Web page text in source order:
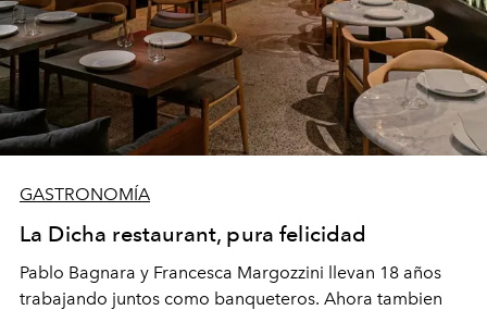
GASTRONOMÍA
La Dicha restaurant, pura felicidad
Pablo Bagnara y Francesca Margozzini llevan 18 años
trabajando juntos como banqueteros. Ahora tambien